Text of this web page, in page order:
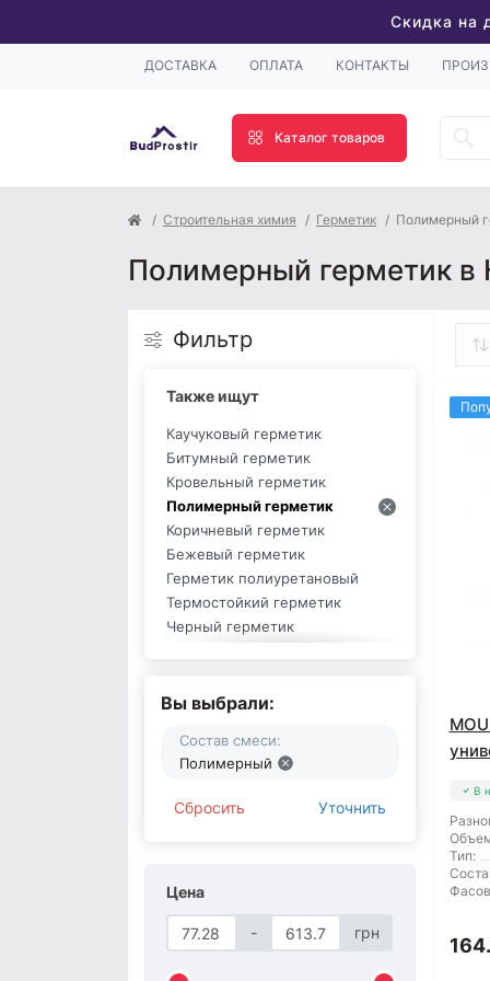
Скидка на
ДОСТАВКА ОПЛАТА КОНТАКТЫ
Каталог товаров
Строительная химия Герметик Полимерный
Полимерный герметик в
Фильтр
Также ищут
Каучуковый герметик
Битумный герметик
Кровельный герметик
Полимерный герметик
Коричневый герметик
Бежевый герметик
Герметик полиуретановый
Термостойкий герметик
Черный герметик
Красный герметик
Акриловый герметик
Прозрачный герметик
Малярный герметик
Герметик Mounter
Герметик Siltek
Герметик Soudal
Вы выбрали:
Состав смеси:
Полимерный
Сбросить Уточнить
Цена
- грн
В
Тип: